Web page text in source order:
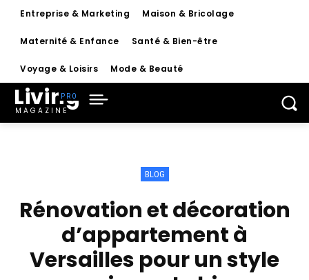
Entreprise & Marketing Maison & Bricolage
Maternité & Enfance Santé & Bien-être
Voyage & Loisirs Mode & Beauté
Living
MAGAZINE
BLOG
Rénovation et décoration
d’appartement à
Versailles pour un style